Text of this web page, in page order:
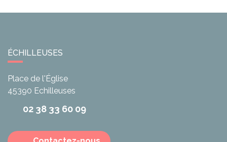
ÉCHILLEUSES
Place de l'Église
45390 Echilleuses
02 38 33 60 09